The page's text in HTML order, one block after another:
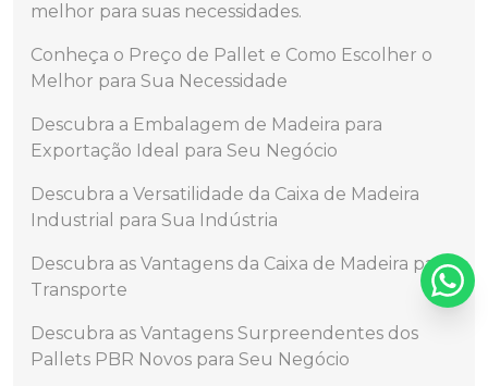
melhor para suas necessidades.
Conheça o Preço de Pallet e Como Escolher o
Melhor para Sua Necessidade
Descubra a Embalagem de Madeira para
Exportação Ideal para Seu Negócio
Descubra a Versatilidade da Caixa de Madeira
Industrial para Sua Indústria
Descubra as Vantagens da Caixa de Madeira para
Transporte
Descubra as Vantagens Surpreendentes dos
Pallets PBR Novos para Seu Negócio